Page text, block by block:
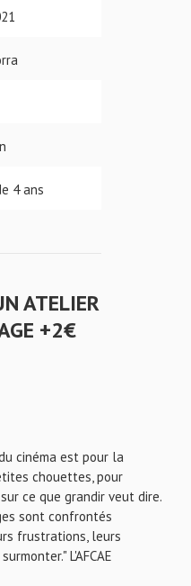
4 ans
ATELIER
+2€
cinéma est pour la
chouettes, pour
ce que grandir veut dire.
sont confrontés
frustrations, leurs
L'AFCAE